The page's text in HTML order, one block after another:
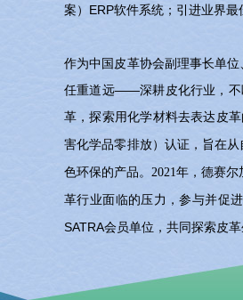
案）ERP软件系统；引进业界最
作为中国皮革协会副理事长单
任重道远——深耕皮化行业，不
革，探索用化学材料去表达皮
害化学品零排放）认证，旨在
色环保的产品。2021年，德赛
革行业面临的压力，参与并促
SATRA会员单位，共同探索皮革